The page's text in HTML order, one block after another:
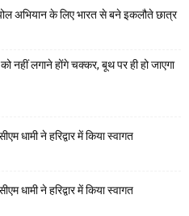
अभियान के लिए भारत से बने इकलौते छात्र
लगाने होंगे चक्कर, बूथ पर ही हो जाएगा
धामी ने हरिद्वार में किया स्वागत
धामी ने हरिद्वार में किया स्वागत